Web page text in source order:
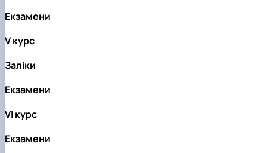
Екзамени
V курс
Заліки
Екзамени
VІ курс
Екзамени